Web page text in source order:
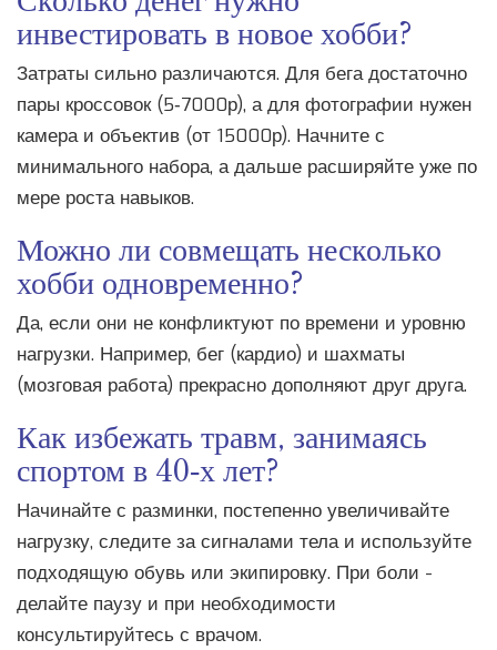
инвестировать в новое хобби?
Затраты сильно различаются. Для бега достаточно
пары кроссовок (5‑7000р), а для фотографии нужен
камера и объектив (от 15000р). Начните с
минимального набора, а дальше расширяйте уже по
мере роста навыков.
Можно ли совмещать несколько
хобби одновременно?
Да, если они не конфликтуют по времени и уровню
нагрузки. Например, бег (кардио) и шахматы
(мозговая работа) прекрасно дополняют друг друга.
Как избежать травм, занимаясь
спортом в 40‑х лет?
Начинайте с разминки, постепенно увеличивайте
нагрузку, следите за сигналами тела и используйте
подходящую обувь или экипировку. При боли -
делайте паузу и при необходимости
консультируйтесь с врачом.